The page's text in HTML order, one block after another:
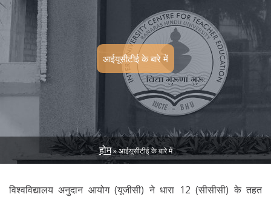
आईयूसीटीई के बारे में
BREADCRUMB
होम आईयूसीटीई के बारे में
विश्वविद्यालय अनुदान आयोग (यूजीसी) ने धारा 12 (सीसीसी) के तहत